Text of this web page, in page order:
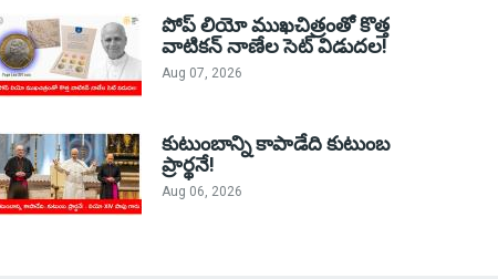
పోప్ లియో ముఖచిత్రంతో కొత్త
వాటికన్ నాణేల సెట్ విడుదల!
Aug 07, 2026
కుటుంబాన్ని కాపాడేది కుటుంబ
ప్రార్థనే!
Aug 06, 2026